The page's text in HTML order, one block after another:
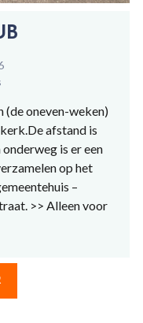
(de oneven-weken)
afstand is
is er een
op het
–
>> Alleen voor